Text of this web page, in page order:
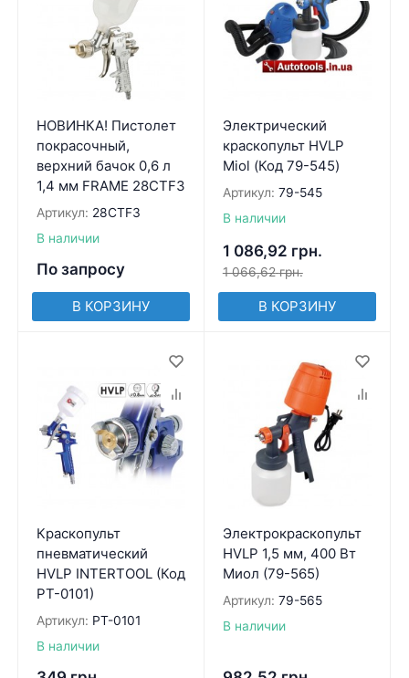
НОВИНКА! Пистолет
покрасочный,
верхний бачок 0,6 л
1,4 мм FRAME 28CTF3
Артикул: 28CTF3
В наличии
По запросу
В КОРЗИНУ
Электрический
краскопульт HVLP
Miol (Код 79-545)
Артикул: 79-545
В наличии
1 086,92 грн.
1 066,62 грн.
В КОРЗИНУ
Краскопульт
пневматический
HVLP INTERTOOL (Код
PT-0101)
Артикул: PT-0101
В наличии
Электрокраскопульт
HVLP 1,5 мм, 400 Вт
Миол (79-565)
Артикул: 79-565
В наличии